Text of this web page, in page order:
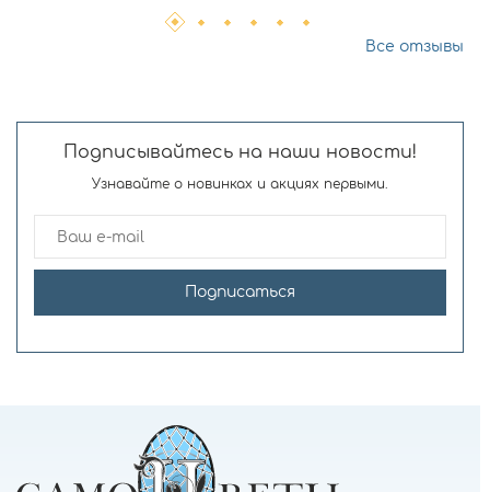
Все отзывы
Подписывайтесь на наши новости!
Узнавайте о новинках и акциях первыми.
Подписаться